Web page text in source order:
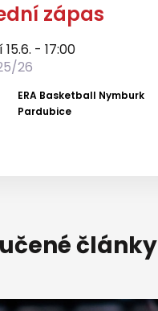
zápas
- 17:00
26
ERA Basketball Nymburk
Pardubice
články